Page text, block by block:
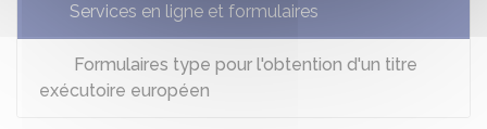
Services en ligne et formulaires
Formulaires type pour l'obtention d'un titre
exécutoire européen